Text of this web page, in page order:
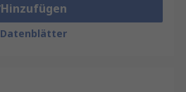
Hinzufügen
Datenblätter